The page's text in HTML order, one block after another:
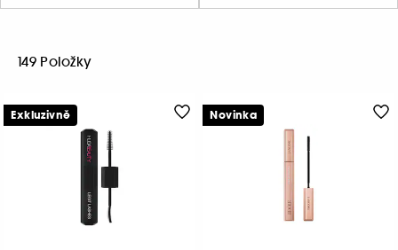
149 Položky
Exkluzivně Novinka